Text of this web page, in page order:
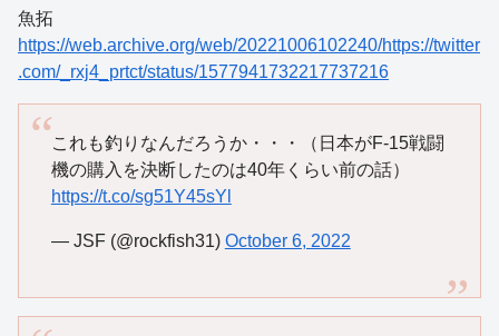
魚拓
https://web.archive.org/web/20221006102240/https://twitter
.com/_rxj4_prtct/status/1577941732217737216
これも釣りなんだろうか・・・（日本がF-15戦闘
機の購入を決断したのは40年くらい前の話）
https://t.co/sg51Y45sYl
— JSF (@rockfish31) October 6, 2022